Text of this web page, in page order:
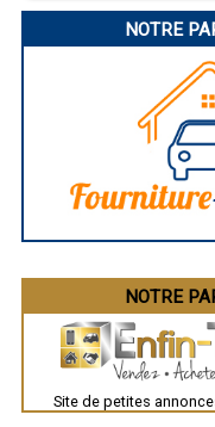
La Rochelle
Brive-la-Gaillarde
Chartres
Toulouse
Châteauroux
Grenoble
Mont-de-Marsan
Blois
NOTRE
NOTRE
Site de petites